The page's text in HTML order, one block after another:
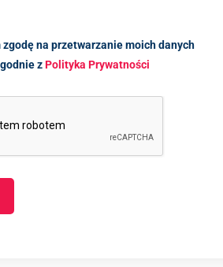
zgodę na przetwarzanie moich danych
zPolityka Prywatności